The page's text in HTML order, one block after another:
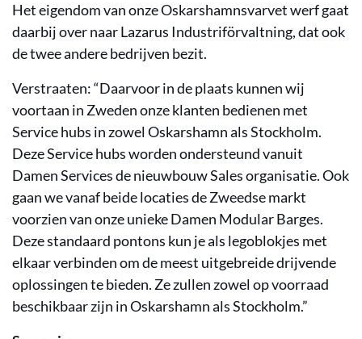
Het eigendom van onze Oskarshamnsvarvet werf gaat
daarbij over naar Lazarus Industriförvaltning, dat ook
de twee andere bedrijven bezit.
Verstraaten: “Daarvoor in de plaats kunnen wij
voortaan in Zweden onze klanten bedienen met
Service hubs in zowel Oskarshamn als Stockholm.
Deze Service hubs worden ondersteund vanuit
Damen Services de nieuwbouw Sales organisatie. Ook
gaan we vanaf beide locaties de Zweedse markt
voorzien van onze unieke Damen Modular Barges.
Deze standaard pontons kun je als legoblokjes met
elkaar verbinden om de meest uitgebreide drijvende
oplossingen te bieden. Ze zullen zowel op voorraad
beschikbaar zijn in Oskarshamn als Stockholm.”